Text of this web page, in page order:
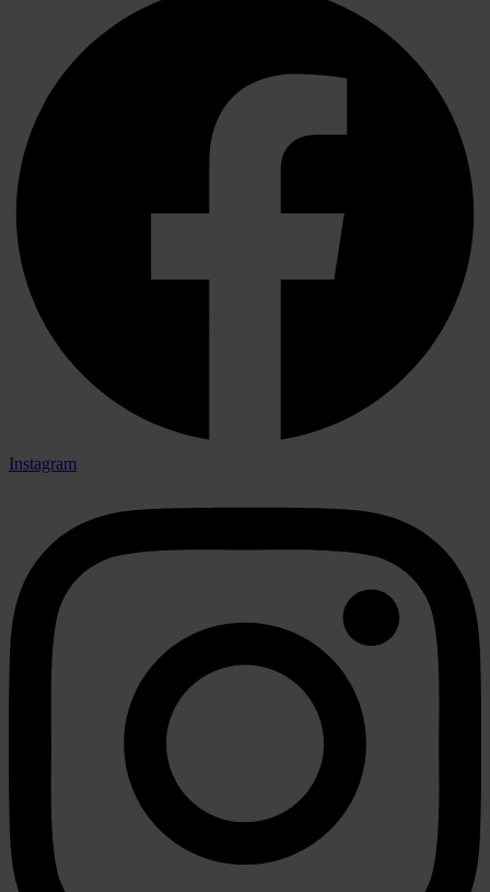
Instagram